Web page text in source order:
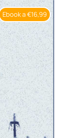
Ebook a €16,99